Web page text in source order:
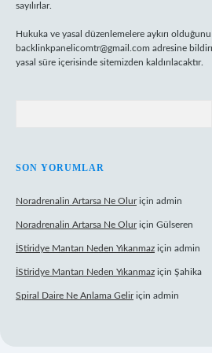
sayılırlar.
Hukuka ve yasal düzenlemelere aykırı
backlinkpanelicomtr@gmail.com adresine
yasal süre içerisinde sitemizden kaldırılacaktır.
SON YORUMLAR
Noradrenalin Artarsa Ne Oluriçin admin
Noradrenalin Artarsa Ne Oluriçin Gülseren
İStiridye Mantarı Neden Yıkanmaz için admin
İStiridye Mantarı Neden Yıkanmaz için Şahika
Spiral Daire Ne Anlama Geliriçin admin